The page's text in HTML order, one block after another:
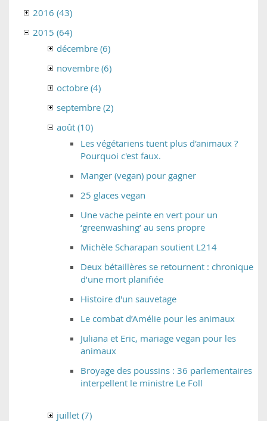
2016 (43)
2015 (64)
décembre (6)
novembre (6)
octobre (4)
septembre (2)
août (10)
Les végétariens tuent plus d'animaux ?
Pourquoi c'est faux.
Manger (vegan) pour gagner
25 glaces vegan
Une vache peinte en vert pour un
‘greenwashing’ au sens propre
Michèle Scharapan soutient L214
Deux bétaillères se retournent : chronique
d’une mort planifiée
Histoire d'un sauvetage
Le combat d’Amélie pour les animaux
Juliana et Eric, mariage vegan pour les
animaux
Broyage des poussins : 36 parlementaires
interpellent le ministre Le Foll
juillet (7)